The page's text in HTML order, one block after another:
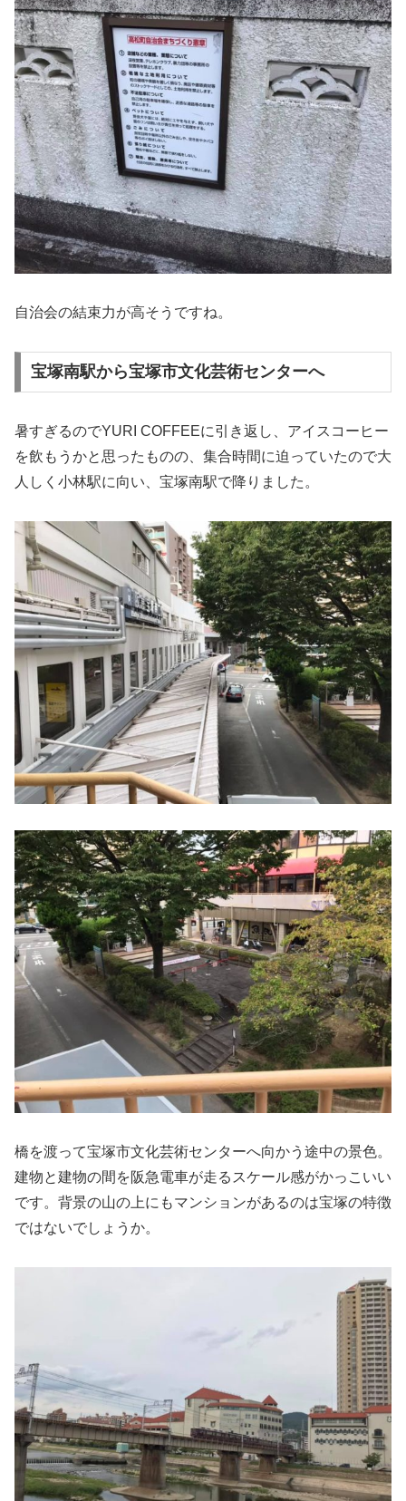
自治会の結束力が高そうですね。
宝塚南駅から宝塚市文化芸術センターへ
暑すぎるのでYURI COFFEEに引き返し、アイスコーヒー
を飲もうかと思ったものの、集合時間に迫っていたので大
人しく小林駅に向い、宝塚南駅で降りました。
橋を渡って宝塚市文化芸術センターへ向かう途中の景色。
建物と建物の間を阪急電車が走るスケール感がかっこいい
です。背景の山の上にもマンションがあるのは宝塚の特徴
ではないでしょうか。